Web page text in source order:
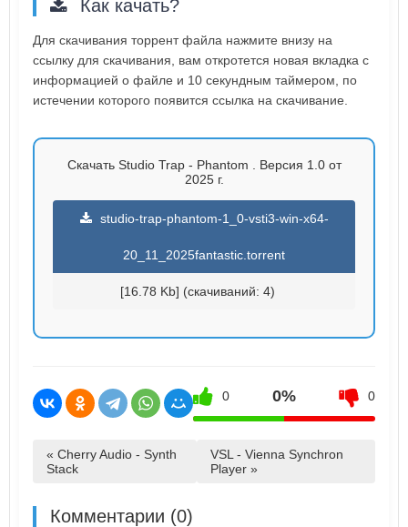
Как качать?
Для скачивания торрент файла нажмите внизу на
ссылку для скачивания, вам откротется новая вкладка с
информацией о файле и 10 секундным таймером, по
истечении которого появится ссылка на скачивание.
Скачать Studio Trap - Phantom . Версия 1.0 от
2025 г.
studio-trap-phantom-1_0-vsti3-win-x64-
20_11_2025fantastic.torrent
[16.78 Kb] (cкачиваний: 4)
0 0% 0
« Cherry Audio - Synth
Stack
VSL - Vienna Synchron
Player »
Комментарии (0)